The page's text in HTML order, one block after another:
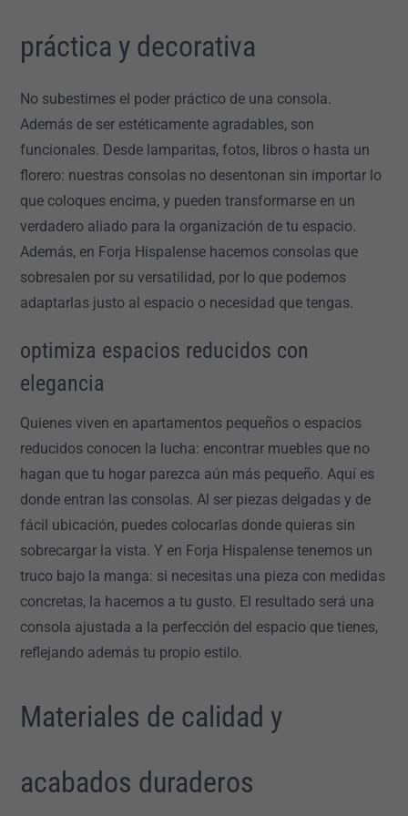
práctica y decorativa
No subestimes el poder práctico de una consola.
Además de ser estéticamente agradables, son
funcionales. Desde lamparitas, fotos, libros o hasta un
florero: nuestras consolas no desentonan sin importar lo
que coloques encima, y pueden transformarse en un
verdadero aliado para la organización de tu espacio.
Además, en Forja Hispalense hacemos consolas que
sobresalen por su versatilidad, por lo que podemos
adaptarlas justo al espacio o necesidad que tengas.
optimiza espacios reducidos con
elegancia
Quienes viven en apartamentos pequeños o espacios
reducidos conocen la lucha: encontrar muebles que no
hagan que tu hogar parezca aún más pequeño. Aquí es
donde entran las consolas. Al ser piezas delgadas y de
fácil ubicación, puedes colocarlas donde quieras sin
sobrecargar la vista. Y en Forja Hispalense tenemos un
truco bajo la manga: si necesitas una pieza con medidas
concretas, la hacemos a tu gusto. El resultado será una
consola ajustada a la perfección del espacio que tienes,
reflejando además tu propio estilo.
Materiales de calidad y
acabados duraderos